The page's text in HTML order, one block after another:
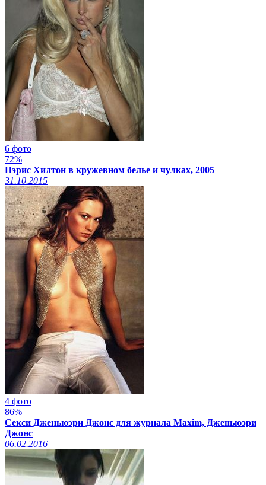
6 фото
72%
Пэрис Хилтон в кружевном белье и чулках, 2005
31.10.2015
4 фото
86%
Секси Дженьюэри Джонс для журнала Maxim, Дженьюэри
Джонс
06.02.2016